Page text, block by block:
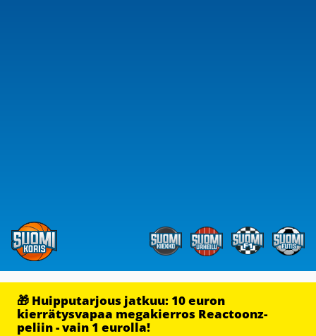
🎁 Huipputarjous jatkuu: 10 euron
kierrätysvapaa megakierros Reactoonz-
peliin - vain 1 eurolla!